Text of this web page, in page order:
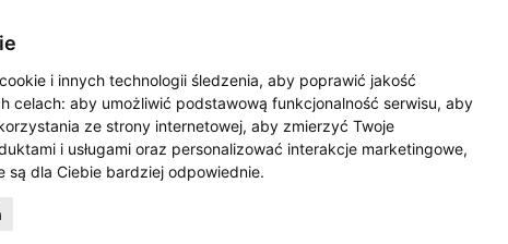
i innych technologii śledzenia, aby poprawić jakość
celach: aby umożliwić podstawową funkcjonalność serwisu, aby
ze strony internetowej, aby zmierzyć Twoje
i usługami oraz personalizować interakcje marketingowe,
dla Ciebie bardziej odpowiednie.